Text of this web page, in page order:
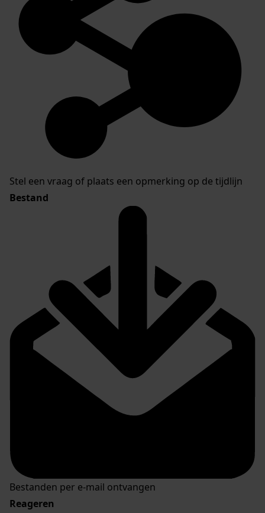
Stel een vraag of plaats een opmerking op de tijdlijn
Bestand
Bestanden per e-mail ontvangen
Reageren